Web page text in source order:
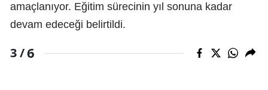
amaçlanıyor. Eğitim sürecinin yıl sonuna kadar
devam edeceği belirtildi.
3 /6